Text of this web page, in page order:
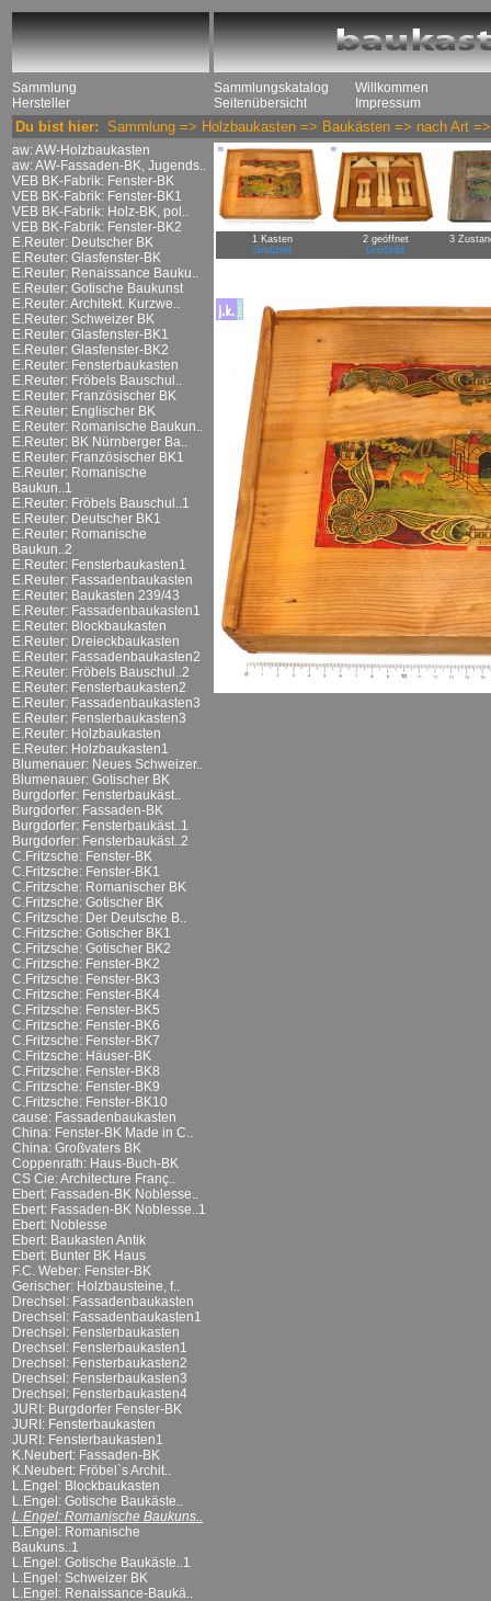
Sammlung
Hersteller
Sammlungskatalog
Seitenübersicht
Willkommen
Impressum
Du bist hier: Sammlung => Holzbaukasten => Baukästen => nach Art
aw: AW-Holzbaukasten
aw: AW-Fassaden-BK, Jugends..
VEB BK-Fabrik: Fenster-BK
VEB BK-Fabrik: Fenster-BK1
VEB BK-Fabrik: Holz-BK, pol..
VEB BK-Fabrik: Fenster-BK2
E.Reuter: Deutscher BK
E.Reuter: Glasfenster-BK
E.Reuter: Renaissance Bauku..
E.Reuter: Gotische Baukunst
E.Reuter: Architekt. Kurzwe..
E.Reuter: Schweizer BK
E.Reuter: Glasfenster-BK1
E.Reuter: Glasfenster-BK2
E.Reuter: Fensterbaukasten
E.Reuter: Fröbels Bauschul..
E.Reuter: Französischer BK
E.Reuter: Englischer BK
E.Reuter: Romanische Baukun..
E.Reuter: BK Nürnberger Ba..
E.Reuter: Französischer BK1
E.Reuter: Romanische
Baukun..1
E.Reuter: Fröbels Bauschul..1
E.Reuter: Deutscher BK1
E.Reuter: Romanische
Baukun..2
E.Reuter: Fensterbaukasten1
E.Reuter: Fassadenbaukasten
E.Reuter: Baukasten 239/43
E.Reuter: Fassadenbaukasten1
E.Reuter: Blockbaukasten
E.Reuter: Dreieckbaukasten
E.Reuter: Fassadenbaukasten2
E.Reuter: Fröbels Bauschul..2
E.Reuter: Fensterbaukasten2
E.Reuter: Fassadenbaukasten3
E.Reuter: Fensterbaukasten3
E.Reuter: Holzbaukasten
E.Reuter: Holzbaukasten1
Blumenauer: Neues Schweizer..
Blumenauer: Gotischer BK
Burgdorfer: Fensterbaukäst..
Burgdorfer: Fassaden-BK
Burgdorfer: Fensterbaukäst..1
Burgdorfer: Fensterbaukäst..2
C.Fritzsche: Fenster-BK
C.Fritzsche: Fenster-BK1
C.Fritzsche: Romanischer BK
C.Fritzsche: Gotischer BK
C.Fritzsche: Der Deutsche B..
C.Fritzsche: Gotischer BK1
C.Fritzsche: Gotischer BK2
C.Fritzsche: Fenster-BK2
C.Fritzsche: Fenster-BK3
C.Fritzsche: Fenster-BK4
C.Fritzsche: Fenster-BK5
C.Fritzsche: Fenster-BK6
C.Fritzsche: Fenster-BK7
C.Fritzsche: Häuser-BK
C.Fritzsche: Fenster-BK8
C.Fritzsche: Fenster-BK9
C.Fritzsche: Fenster-BK10
cause: Fassadenbaukasten
China: Fenster-BK Made in C..
China: Großvaters BK
Coppenrath: Haus-Buch-BK
CS Cie: Architecture Franç..
Ebert: Fassaden-BK Noblesse..
Ebert: Fassaden-BK Noblesse..1
Ebert: Noblesse
Ebert: Baukasten Antik
Ebert: Bunter BK Haus
F.C. Weber: Fenster-BK
Gerischer: Holzbausteine, f..
Drechsel: Fassadenbaukasten
Drechsel: Fassadenbaukasten1
Drechsel: Fensterbaukasten
Drechsel: Fensterbaukasten1
Drechsel: Fensterbaukasten2
Drechsel: Fensterbaukasten3
Drechsel: Fensterbaukasten4
JURI: Burgdorfer Fenster-BK
JURI: Fensterbaukasten
JURI: Fensterbaukasten1
K.Neubert: Fassaden-BK
K.Neubert: Fröbel`s Archit..
L.Engel: Blockbaukasten
L.Engel: Gotische Baukäste..
L.Engel: Romanische Baukuns..
L.Engel: Romanische
Baukuns..1
L.Engel: Gotische Baukäste..1
L.Engel: Schweizer BK
L.Engel: Renaissance-Baukä..
1 Kasten
Großbild
2 geöffnet
Großbild
3